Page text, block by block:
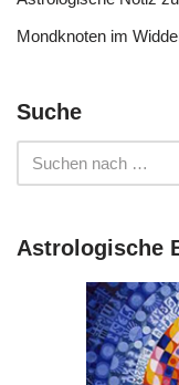
Mondknoten im
Suche
Astrologische